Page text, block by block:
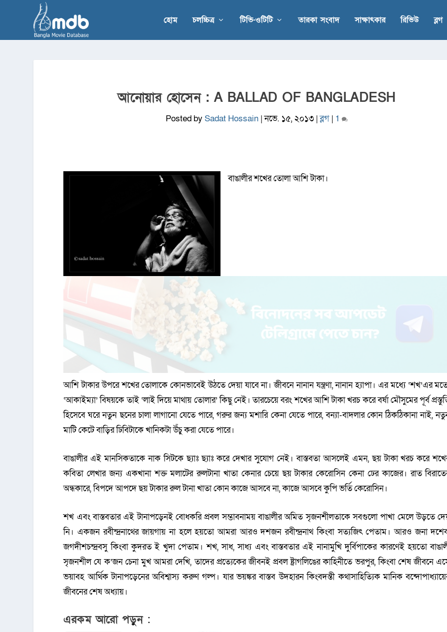
হোম চলচ্চিত্র টিভি-ওটিটি তারকা সংবাদ সাক্ষাৎকার রিভিউ ব্লগ
আনোয়ার হোসেন : A BALLAD OF BANGLADESH
Posted bySadat Hossain |নভে. ১৫, ২০১৩ |ব্লগ | 1
বাঙালীর শখের তোলা আশি টাকা।
আশি টাকার উপরে শখের তোলাকে কোনভাবেই উঠতে দেয়া যাবে না। জীবনে নানান যন্ত্রণা, নানান হ্যাপা। এর মধ্যে ‘শখ’এর
‘আকাইম্যা’ বিষয়কে তাই ‘লাই দিয়ে মাথায় তোলার’ কিছু নেই। তারচেয়ে বরং শখের আশি টাকা খরচ করে বর্ষা মৌসুমের পূর্ব
হিসেবে ঘরে নতুন ছনের চালা লাগানো যেতে পারে, গরুর জন্য মশারি কেনা যেতে পারে, বন্যা-বাদলার কোন ঠিকঠিকানা নাই,
মাটি কেটে বাড়ির ঢিবিটাকে খানিকটা উঁচু করা যেতে পারে।
বাঙালীর এই মানসিকতাকে নাক সিটকে ছ্যাঃ ছ্যাঃ করে দেখার সুযোগ নেই। বাস্তবতা আসলেই এমন, ছয় টাকা খরচ করে
কবিতা লেখার জন্য একখানা শক্ত মলাটের রুলটানা খাতা কেনার চেয়ে ছয় টাকার কেরোসিন কেনা ঢের কাজের। রাত
অন্ধকারে, বিপদে আপদে ছয় টাকার রুল টানা খাতা কোন কাজে আসবে না, কাজে আসবে কুপি ভর্তি কেরোসিন।
শখ এবং বাস্তবতার এই টানাপড়েনই বোধকরি প্রবল সম্ভাবনাময় বাঙালীর অমিত সৃজনশীলতাকে সবগুলো পাখা মেলে উড়তে
নি। একজন রবীন্দ্রনাথের জায়গায় না হলে হয়তো আমরা আরও দশজন রবীন্দ্রনাথ কিংবা সত্যজিৎ পেতাম। আরও জনা
জগদীশচন্দ্রবসু কিংবা কুদরত ই খুদা পেতাম। শখ, সাধ, সাধ্য এবং বাস্তবতার এই নানামুখি দুর্বিপাকের কারণেই হয়তো
সৃজনশীল যে ক’জন চেনা মুখ আমরা দেখি, তাদের প্রত্যেকের জীবনই প্রবল ষ্ট্রাগলিঙের কাহিনীতে ভরপুর, কিংবা শেষ জীবনে
ভয়াবহ আর্থিক টানাপড়েনের অবিশ্বাস্য করুণ গল্প। যার ভয়ঙ্কর বাস্তব উদহারন কিংবদন্তী কথাসাহিত্যিক মানিক
জীবনের শেষ অধ্যায়।
এরকম আরো পড়ুন :